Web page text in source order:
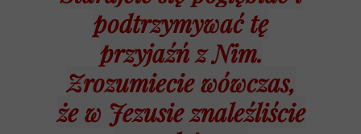
podtrzymywać tę
przyjaźń z Nim.
Zrozumiecie wówczas,
że w Jezusie znaleźliście